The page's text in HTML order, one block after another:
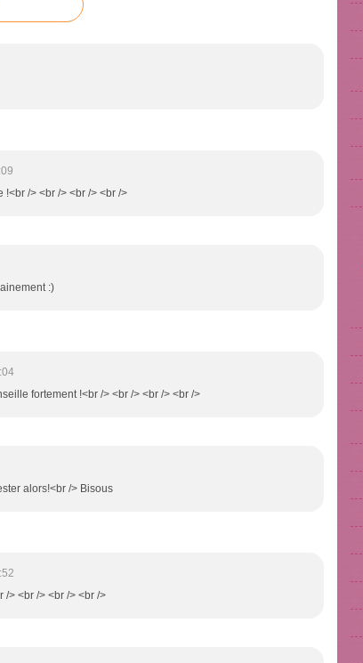
!<br /> <br /> <br /> <br />
:)
fortement !<br /> <br /> <br /> <br />
alors!<br /> Bisous
/> <br /> <br /> <br />